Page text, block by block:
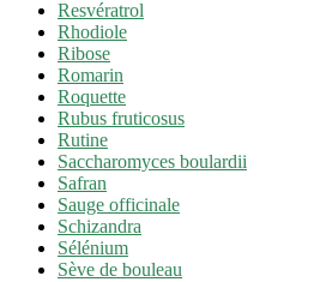
Resvératrol
Rhodiole
Ribose
Romarin
Roquette
Rubus fruticosus
Rutine
Saccharomyces boulardii
Safran
Sauge officinale
Schizandra
Sélénium
Sève de bouleau